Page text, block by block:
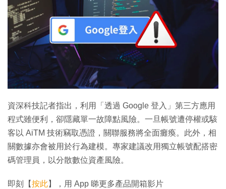
資深科技記者指出，利用「透過 Google 登入」第三方應用
程式雖便利，卻隱藏單一故障點風險。一旦帳號遭停權或駭
客以 AiTM 技術竊取憑證，關聯服務將全面癱瘓。此外，相
關數據亦會被用於行為建模。專家建議改用獨立帳號配搭密
碼管理員，以分散數位資產風險。
即刻【按此】，用 App 睇更多產品開箱影片